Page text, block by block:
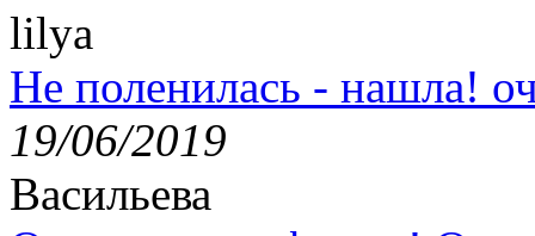
lilya
Не поленилась - нашла!
19/06/2019
Васильева